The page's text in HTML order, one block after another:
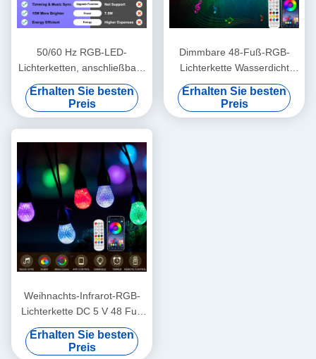
50/60 Hz RGB-LED-
Lichterketten, anschließbare
RGB-Lichtstränge
Erhalten Sie besten
Preis
Dimmbare 48-Fuß-RGB-
Lichterkette Wasserdicht
DC12V 15 Birnen App-
Steuerung
Erhalten Sie besten
Preis
Weihnachts-Infrarot-RGB-
Lichterkette DC 5 V 48 Fuß
Fernbedienung für Party
Erhalten Sie besten
Preis